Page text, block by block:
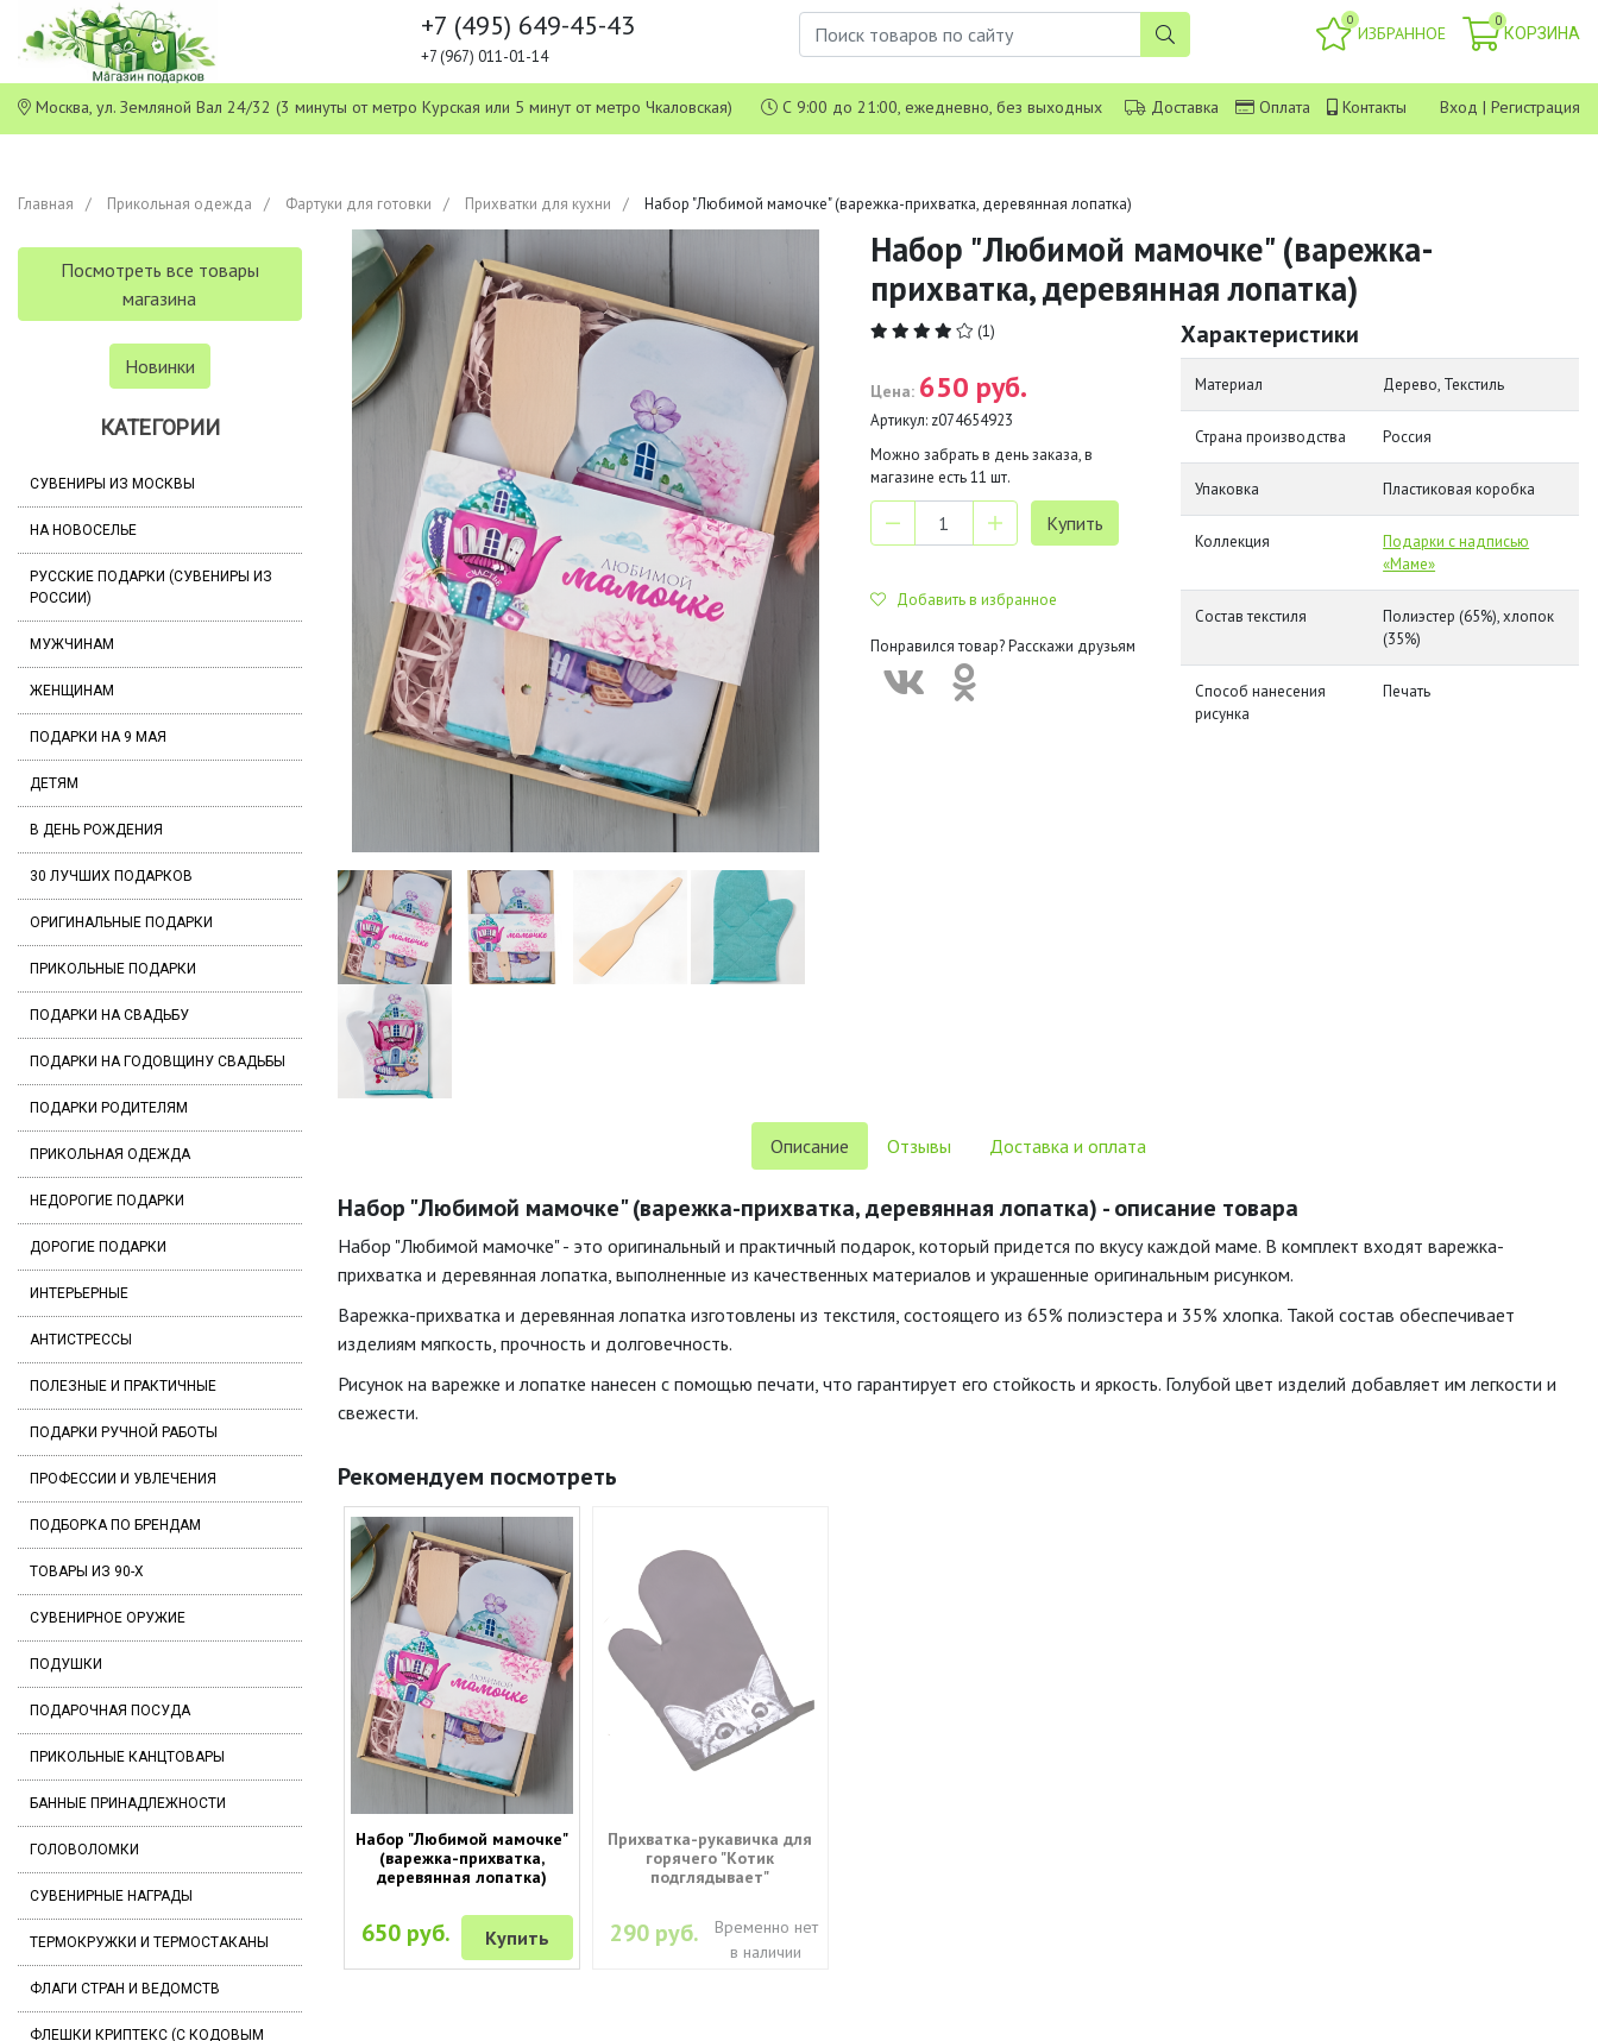
+7 (495) 649-45-43
+7 (967) 011-01-14
0
ИЗБРАННОЕ
0
КОРЗИНА
Москва, ул. Земляной Вал 24/32 (3 минуты от метро Курская или 5 минут от метро Чкаловская) С 9:00 до 21:00, ежедневно, без выходных Доставка Оплата Контакты Вход | Регистрация
Главная Прикольная одежда Фартуки для готовки Прихватки для кухни Набор "Любимой мамочке" (варежка-прихватка, деревянная лопатка)
Посмотреть все товары
магазина
Новинки
КАТЕГОРИИ
СУВЕНИРЫ ИЗ МОСКВЫ
НА НОВОСЕЛЬЕ
РУССКИЕ ПОДАРКИ (СУВЕНИРЫ ИЗ
РОССИИ)
МУЖЧИНАМ
ЖЕНЩИНАМ
ПОДАРКИ НА 9 МАЯ
ДЕТЯМ
В ДЕНЬ РОЖДЕНИЯ
30 ЛУЧШИХ ПОДАРКОВ
ОРИГИНАЛЬНЫЕ ПОДАРКИ
ПРИКОЛЬНЫЕ ПОДАРКИ
ПОДАРКИ НА СВАДЬБУ
ПОДАРКИ НА ГОДОВЩИНУ СВАДЬБЫ
ПОДАРКИ РОДИТЕЛЯМ
ПРИКОЛЬНАЯ ОДЕЖДА
НЕДОРОГИЕ ПОДАРКИ
ДОРОГИЕ ПОДАРКИ
ИНТЕРЬЕРНЫЕ
АНТИСТРЕССЫ
ПОЛЕЗНЫЕ И ПРАКТИЧНЫЕ
ПОДАРКИ РУЧНОЙ РАБОТЫ
ПРОФЕССИИ И УВЛЕЧЕНИЯ
ПОДБОРКА ПО БРЕНДАМ
ТОВАРЫ ИЗ 90-Х
СУВЕНИРНОЕ ОРУЖИЕ
ПОДУШКИ
ПОДАРОЧНАЯ ПОСУДА
ПРИКОЛЬНЫЕ КАНЦТОВАРЫ
БАННЫЕ ПРИНАДЛЕЖНОСТИ
ГОЛОВОЛОМКИ
СУВЕНИРНЫЕ НАГРАДЫ
ТЕРМОКРУЖКИ И ТЕРМОСТАКАНЫ
ФЛАГИ СТРАН И ВЕДОМСТВ
ФЛЕШКИ КРИПТЕКС (С КОДОВЫМ
Набор "Любимой мамочке" (варежка-
прихватка, деревянная лопатка)
(1)
Цена: 650 руб.
Артикул: z074654923
Можно забрать в день заказа, в
магазине есть11 шт.
Добавить в избранное
Понравился товар? Расскажи друзьям
Характеристики
Материал Дерево, Текстиль
Страна производства Россия
Упаковка Пластиковая коробка
Коллекция
Подарки с надписью
«Маме»
Состав текстиля
Полиэстер (65%), хлопок
(35%)
Способ нанесения
рисунка
Печать
Описание Отзывы Доставка и оплата
Набор "Любимой мамочке" (варежка-прихватка, деревянная лопатка) - описание товара
Набор "Любимой мамочке" - это оригинальный и практичный подарок, который придется по вкусу каждой маме. В комплект входят варежка-
прихватка и деревянная лопатка, выполненные из качественных материалов и украшенные оригинальным рисунком.
Варежка-прихватка и деревянная лопатка изготовлены из текстиля, состоящего из 65% полиэстера и 35% хлопка. Такой состав обеспечивает
изделиям мягкость, прочность и долговечность.
Рисунок на варежке и лопатке нанесен с помощью печати, что гарантирует его стойкость и яркость. Голубой цвет изделий добавляет им легкости и
свежести.
Рекомендуем посмотреть
Набор "Любимой мамочке"
(варежка-прихватка,
деревянная лопатка)
650 руб. Купить
Прихватка-рукавичка для
горячего "Котик
подглядывает"
290 руб.
Временно нет
в наличии